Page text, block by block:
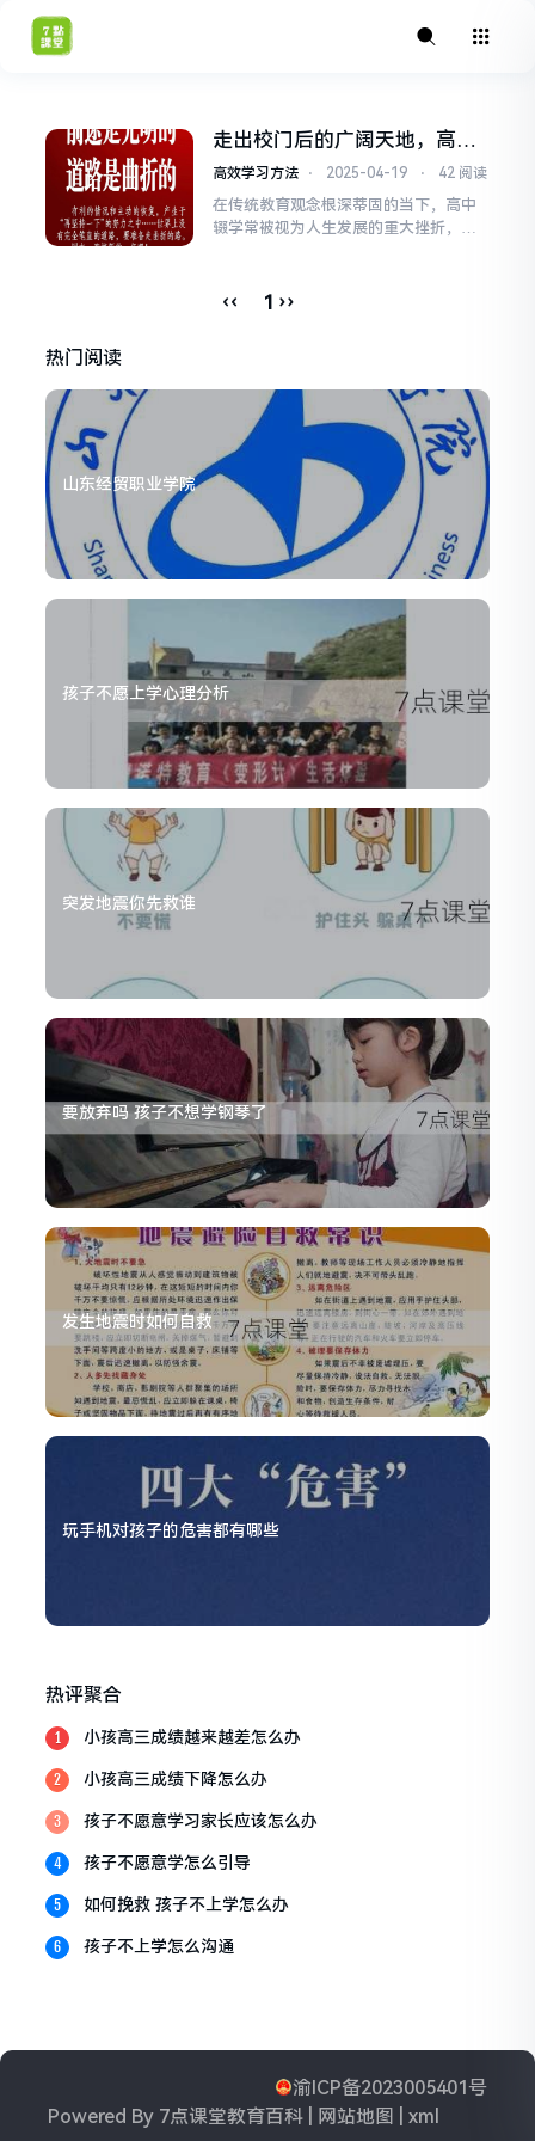
走出校门后的广阔天地，高中
辍学生重塑人生的12条可行路
高效学习方法 ⋅ 2025-04-19 ⋅ 42 阅读
在传统教育观念根深蒂固的当下，高中
辍学常被视为人生发展的重大挫折，随
实则蕴含着多种突破常规的可能，本文
历迷思：重新认识教育本质教...
‹‹ 1 ››
热门阅读
山东经贸职业学院
孩子不愿上学心理分析
突发地震你先救谁
要放弃吗 孩子不想学钢琴了
发生地震时如何自救
玩手机对孩子的危害都有哪些
热评聚合
1 小孩高三成绩越来越差怎么办
2 小孩高三成绩下降怎么办
3 孩子不愿意学习家长应该怎么办
4 孩子不愿意学怎么引导
5 如何挽救 孩子不上学怎么办
6 孩子不上学怎么沟通
渝ICP备2023005401号
Powered By 7点课堂教育百科 网站地图 |xml